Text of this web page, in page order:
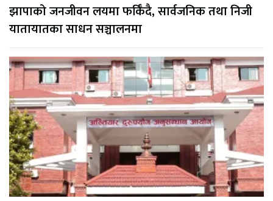
झापाको जनजीवन लयमा फर्किँदै, सार्वजनिक तथा निजी
यातायातका साधन सञ्चालनमा